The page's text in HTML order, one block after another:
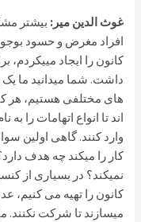
غوث الدین مير: بیشتر
افراد مغرض و حسود
کانون را ایجاد
داشت. شما میدانید ما یک
های مختلفی هستیم، هر
اند تا انواع اتهامات را
وارد کنند. گاهی اولین
کار را میکند چه هدف
نمیکند؟ در بسیاری از
کانون را تهیه می کنیم،
میسازند تا شرکت نکنند.